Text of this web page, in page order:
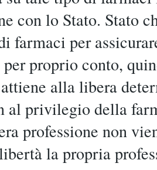
con lo Stato. Stato
farmaci per
proprio conto,
alla libera
al privilegio della
professione non
la propria